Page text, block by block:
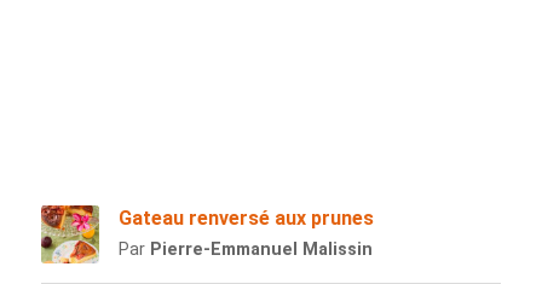
Gateau renversé aux prunes
Par Pierre-Emmanuel Malissin